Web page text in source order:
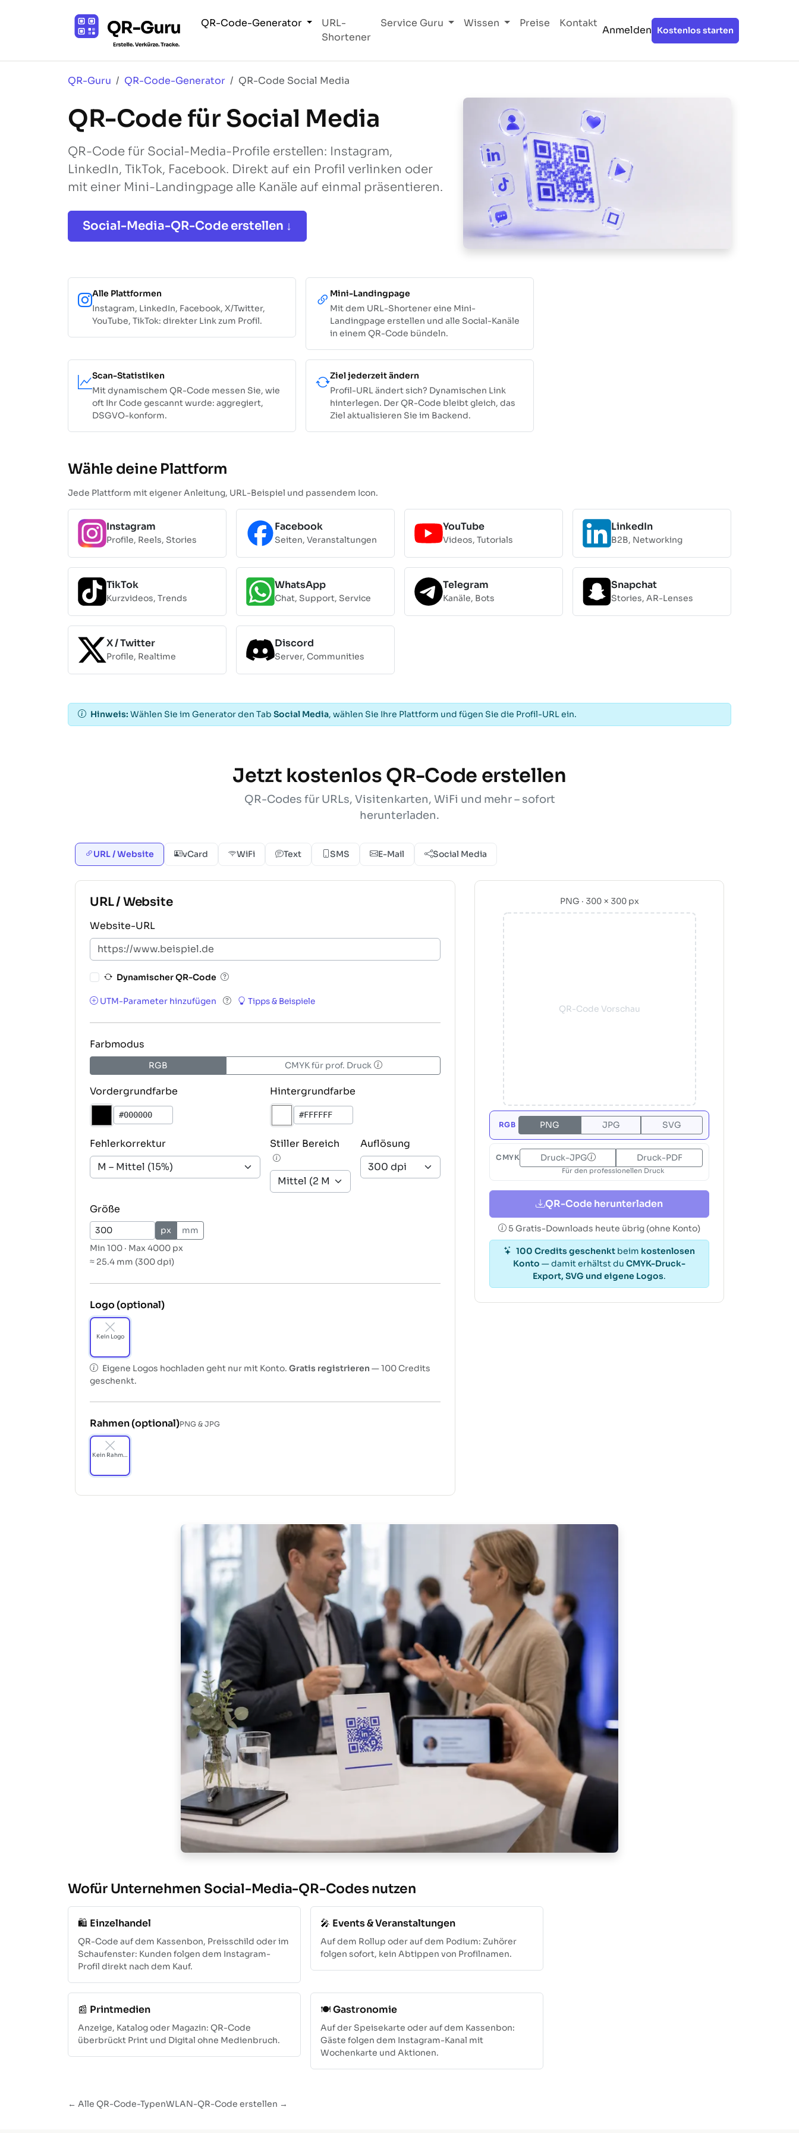
QR-Code-Generator
URL-
Shortener
Service Guru Wissen Preise Kontakt
Anmelden Kostenlos starten
QR-Guru QR-Code-Generator QR-Code Social Media
QR-Code für Social Media
QR-Code für Social-Media-Profile erstellen: Instagram,
LinkedIn, TikTok, Facebook. Direkt auf ein Profil verlinken oder
mit einer Mini-Landingpage alle Kanäle auf einmal präsentieren.
Social-Media-QR-Code erstellen ↓
Alle Plattformen
Instagram, LinkedIn, Facebook, X/Twitter,
YouTube, TikTok: direkter Link zum Profil.
Mini-Landingpage
Mit dem URL-Shortener eine Mini-
Landingpage erstellen und alle Social-Kanäle
in einem QR-Code bündeln.
Scan-Statistiken
Mit dynamischem QR-Code messen Sie, wie
oft Ihr Code gescannt wurde: aggregiert,
DSGVO-konform.
Ziel jederzeit ändern
Profil-URL ändert sich? Dynamischen Link
hinterlegen. Der QR-Code bleibt gleich, das
Ziel aktualisieren Sie im Backend.
Wähle deine Plattform
Jede Plattform mit eigener Anleitung, URL-Beispiel und passendem Icon.
Instagram
Profile, Reels, Stories
Facebook
Seiten, Veranstaltungen
YouTube
Videos, Tutorials
LinkedIn
B2B, Networking
TikTok
Kurzvideos, Trends
WhatsApp
Chat, Support, Service
Telegram
Kanäle, Bots
Snapchat
Stories, AR-Lenses
X / Twitter
Profile, Realtime
Discord
Server, Communities
Hinweis: Wählen Sie im Generator den Tab Social Media, wählen Sie Ihre Plattform und fügen Sie die Profil-URL ein.
Jetzt kostenlos QR-Code erstellen
QR-Codes für URLs, Visitenkarten, WiFi und mehr – sofort
herunterladen.
URL / Website vCard WiFi Text SMS E-Mail Social Media
URL / Website
Website-URL
Dynamischer QR-Code
UTM-Parameter hinzufügen Tipps & Beispiele
Farbmodus
RGB CMYK für prof. Druck
Vordergrundfarbe Hintergrundfarbe
Fehlerkorrektur Stiller Bereich Auflösung
Größe
px
mm
Min 100 · Max4000 px
≈ 25.4 mm (300 dpi)
Logo (optional)
Kein Logo
Eigene Logos hochladen geht nur mit Konto. Gratis registrieren — 100 Credits
geschenkt.
Rahmen (optional)PNG & JPG
Kein Rahmen
PNG · 300 × 300 px
QR-Code Vorschau
RGB PNG JPG SVG
CMYK Druck-JPG Druck-PDF
Für den professionellen Druck
QR-Code herunterladen
5 Gratis-Downloads heute übrig (ohne Konto)
100 Credits geschenkt beim kostenlosen
Konto — damit erhältst du CMYK-Druck-
Export, SVG und eigene Logos.
Wofür Unternehmen Social-Media-QR-Codes nutzen
🛍️ Einzelhandel
QR-Code auf dem Kassenbon, Preisschild oder im
Schaufenster: Kunden folgen dem Instagram-
Profil direkt nach dem Kauf.
🎤 Events & Veranstaltungen
Auf dem Rollup oder auf dem Podium: Zuhörer
folgen sofort, kein Abtippen von Profilnamen.
📰 Printmedien
Anzeige, Katalog oder Magazin: QR-Code
überbrückt Print und Digital ohne Medienbruch.
🍽️Gastronomie
Auf der Speisekarte oder auf dem Kassenbon:
Gäste folgen dem Instagram-Kanal mit
Wochenkarte und Aktionen.
← Alle QR-Code-TypenWLAN-QR-Code erstellen →